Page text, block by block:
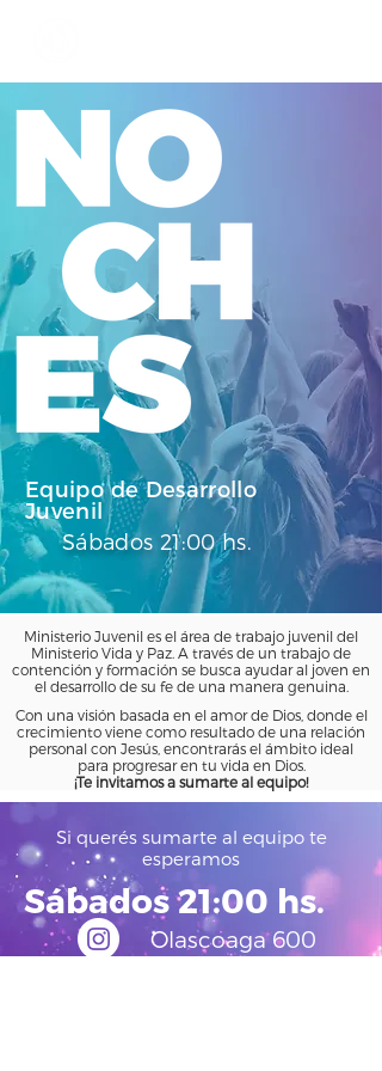
Equipo de Desarrollo
Juvenil
Sábados 21:00 hs.
Ministerio Juvenil es el área de trabajo juvenil del
Ministerio Vida y Paz. A través de un trabajo de
contención y formación se busca ayudar al joven en
el desarrollo de su fe de una manera genuina.
Con una visión basada en el amor de Dios, donde el
crecimiento viene como resultado de una relación
personal con Jesús, encontrarás el ámbito ideal
para progresar en tu vida en Dios.
¡Te invitamos a sumarte al equipo!
Si querés sumarte al equipo te
esperamos
Sábados 21:00 hs.
Olascoaga 600